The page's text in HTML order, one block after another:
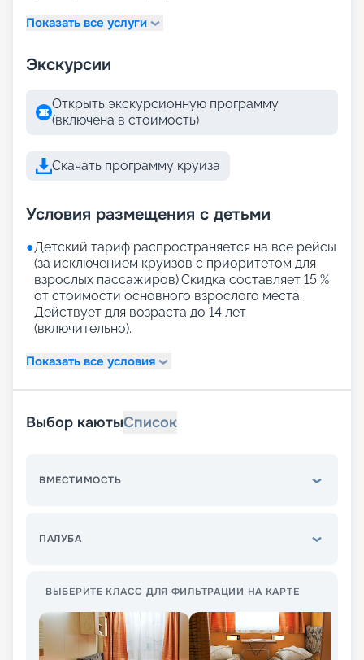
Показать все услуги
Экскурсии
Открыть экскурсионную программу
(включена в стоимость)
Скачать программу круиза
Условия размещения с детьми
●Детский тариф распространяется на все рейсы
(за исключением круизов с приоритетом для
взрослых пассажиров).Скидка составляет 15 %
от стоимости основного взрослого места.
Действует для возраста до 14 лет
(включительно).
Показать все условия
Выбор каютыСписок
ВМЕСТИМОСТЬ
ПАЛУБА
ВЫБЕРИТЕ КЛАСС ДЛЯ ФИЛЬТРАЦИИ НА КАРТЕ